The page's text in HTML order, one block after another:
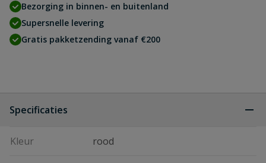
Bezorging in binnen- en buitenland
Supersnelle levering
Gratis pakketzending vanaf €200
Specificaties
Kleur rood